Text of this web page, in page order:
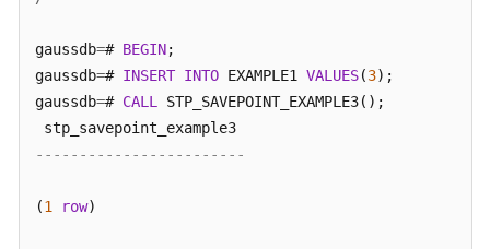
Compatibility
开
发
指
gaussdb=# BEGIN;
gaussdb=# INSERT INTO EXAMPLE1 VALUES(3);
gaussdb=# CALL
STP_SAVEPOINT_EXAMPLE3();
------------------------
(1 row)